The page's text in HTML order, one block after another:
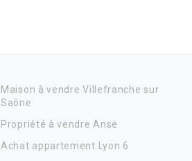
Maison à vendre Villefranche sur
Saône
Propriété à vendre Anse
Achat appartement Lyon 6